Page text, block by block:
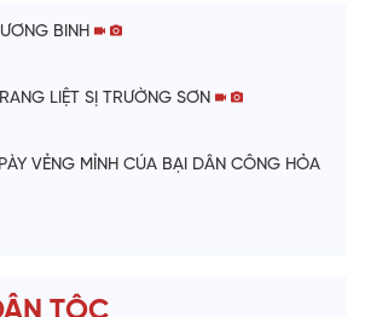
V
i
BINH
LIỆT SỊ TRƯỜNG SƠN
VẺNG MỈNH CÚA BẠI DÂN CÔNG HỎA